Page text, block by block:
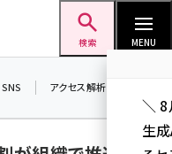
検索 MENU
SNS アクセス解析／データ分析
＼ 8
生